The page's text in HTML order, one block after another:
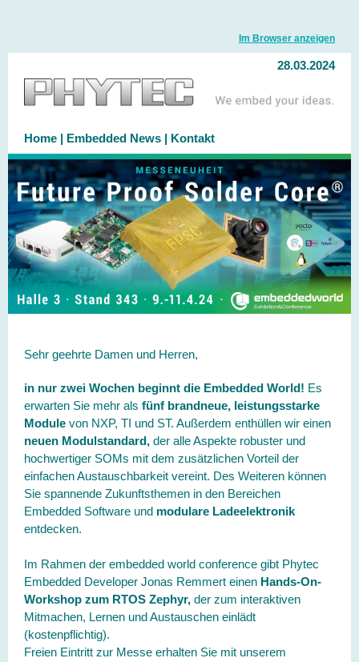
Im Browser anzeigen
28.03.2024
Home | Embedded News | Kontakt
Sehr geehrte Damen und Herren,
in nur zwei Wochen beginnt die Embedded World! Es
erwarten Sie mehr als fünf brandneue, leistungsstarke
Module von NXP, TI und ST. Außerdem enthüllen wir einen
neuen Modulstandard, der alle Aspekte robuster und
hochwertiger SOMs mit dem zusätzlichen Vorteil der
einfachen Austauschbarkeit vereint. Des Weiteren können
Sie spannende Zukunftsthemen in den Bereichen
Embedded Software und modulare Ladeelektronik
entdecken.
Im Rahmen der embedded world conference gibt Phytec
Embedded Developer Jonas Remmert einen Hands-On-
Workshop zum RTOS Zephyr, der zum interaktiven
Mitmachen, Lernen und Austauschen einlädt
(kostenpflichtig).
Freien Eintritt zur Messe erhalten Sie mit unserem